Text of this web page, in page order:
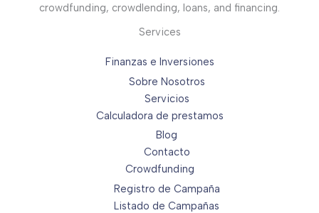
crowdfunding, crowdlending, loans, and financing.
Services
Finanzas e Inversiones
Sobre Nosotros
Servicios
Calculadora de prestamos
Blog
Contacto
Crowdfunding
Registro de Campaña
Listado de Campañas